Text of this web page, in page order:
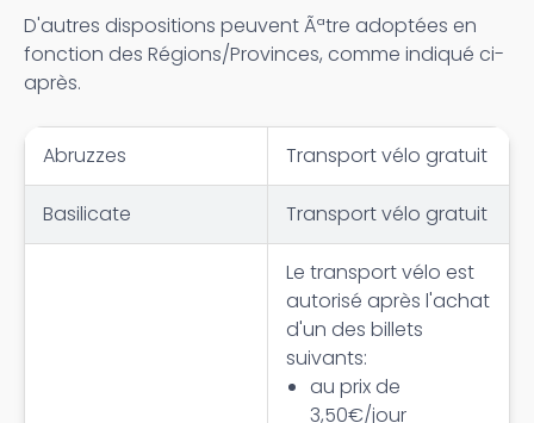
D'autres dispositions peuvent Ãªtre adoptées en
fonction des Régions/Provinces, comme indiqué ci-
après.
Abruzzes Transport vélo gratuit
Basilicate Transport vélo gratuit
Le transport vélo est
autorisé après l'achat
d'un des billets
suivants:
au prix de
3,50€/jour